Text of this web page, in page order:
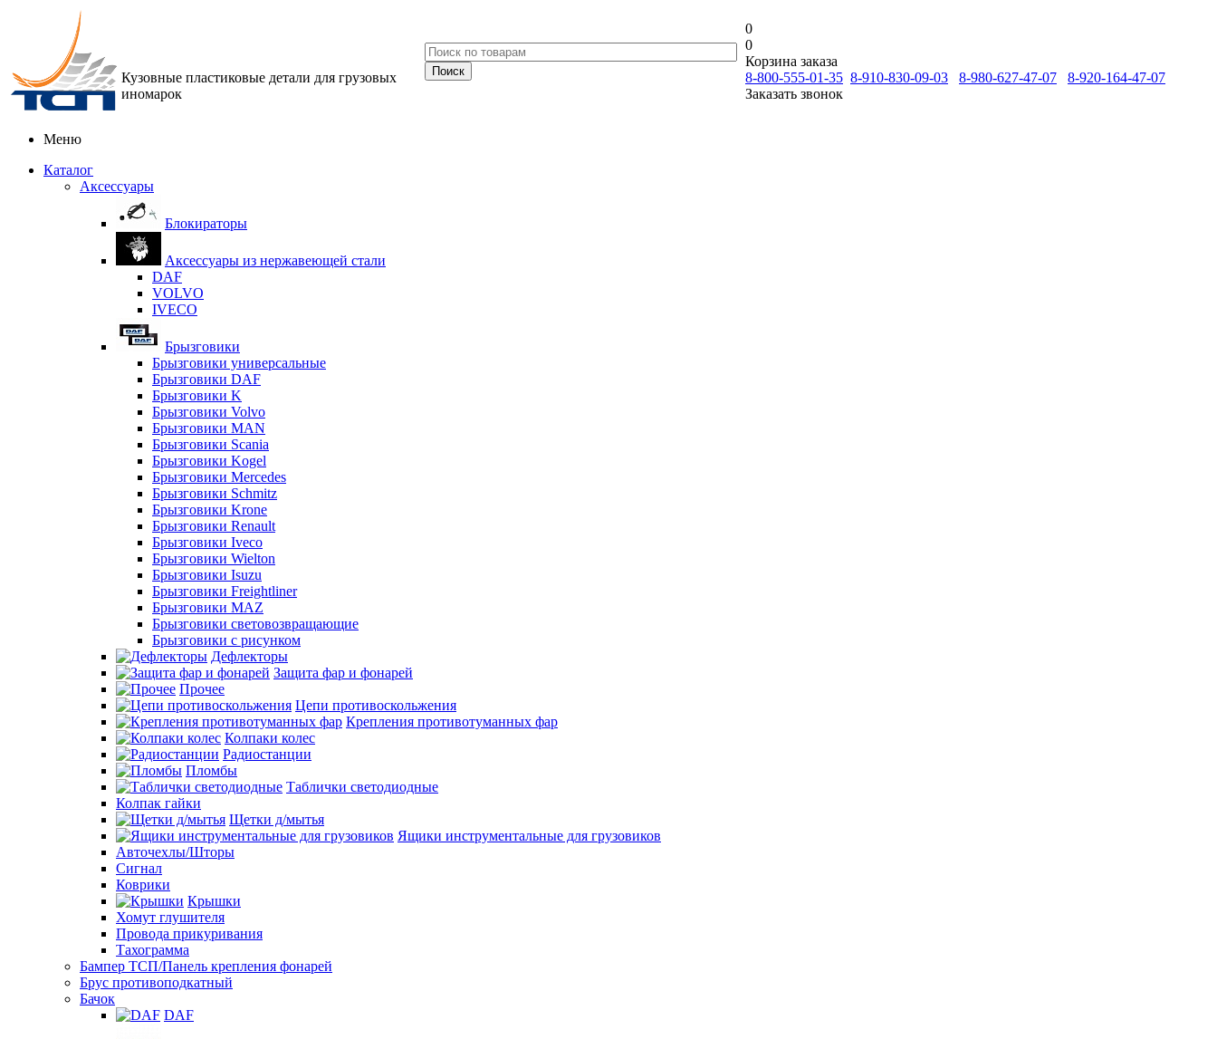
Кузовные пластиковые детали для грузовых
иномарок
0
0
Корзина заказа
8-800-555-01-35 8-910-830-09-03 8-980-627-47-07
8-920-164-47-07
Заказать звонок
Меню
Каталог
Аксессуары
Блокираторы
Аксессуары из нержавеющей стали
DAF
VOLVO
IVECO
Брызговики
Брызговики универсальные
Брызговики DAF
Брызговики K
Брызговики Volvo
Брызговики MAN
Брызговики Scania
Брызговики Kogel
Брызговики Mercedes
Брызговики Schmitz
Брызговики Krone
Брызговики Renault
Брызговики Iveco
Брызговики Wielton
Брызговики Isuzu
Брызговики Freightliner
Брызговики MAZ
Брызговики световозвращающие
Брызговики с рисунком
Дефлекторы
Защита фар и фонарей
Прочее
Цепи противоскольжения
Крепления противотуманных фар
Колпаки колес
Радиостанции
Пломбы
Таблички светодиодные
Колпак гайки
Щетки д/мытья
Ящики инструментальные для грузовиков
Авточехлы/Шторы
Сигнал
Коврики
Крышки
Хомут глушителя
Провода прикуривания
Тахограмма
Бампер ТСП/Панель крепления фонарей
Брус противоподкатный
Бачок
DAF